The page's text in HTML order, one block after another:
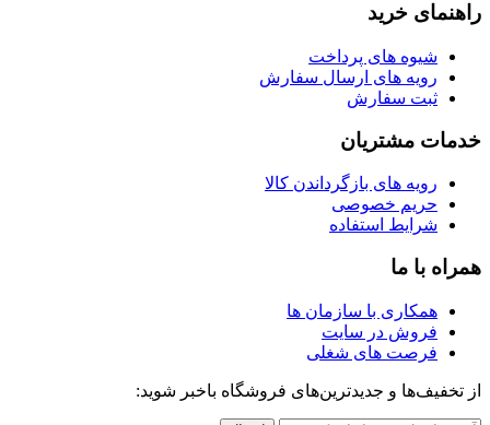
راهنمای خرید
شیوه های پرداخت
رویه های ارسال سفارش
ثبت سفارش
خدمات مشتریان
رویه های بازگرداندن کالا
حریم خصوصی
شرایط استفاده
همراه با ما
همکاری با سازمان ها
فروش در سایت
فرصت های شغلی
از تخفیف‌ها و جدیدترین‌های فروشگاه باخبر شوید: